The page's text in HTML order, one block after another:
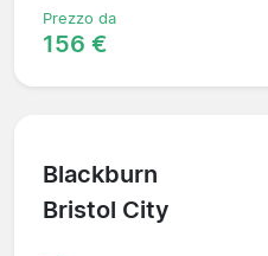
Prezzo da
156 €
Blackburn
Bristol City